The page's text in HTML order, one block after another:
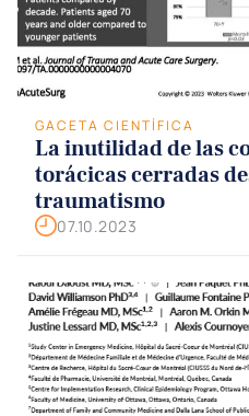
GACETA CIENTÍFICA
La inutilidad de las
torácicas cerradas
traumatismo
07.10.2023